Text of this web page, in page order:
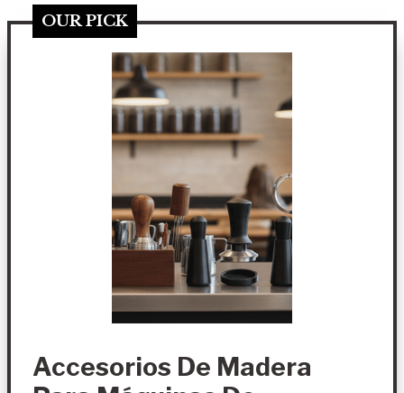
OUR PICK
Accesorios De Madera